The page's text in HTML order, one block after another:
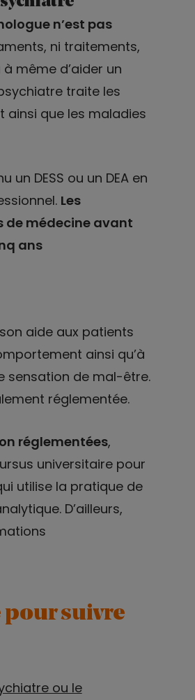
n’est pas
ni traitements,
même d’aider un
traite les
que les maladies
DESS ou un DEA en
Les
de médecine avant
ans
aide aux patients
ainsi qu’à
sensation de mal-être.
réglementée.
réglementées,
universitaire pour
utilise la pratique de
D’ailleurs,
suivre
ou le